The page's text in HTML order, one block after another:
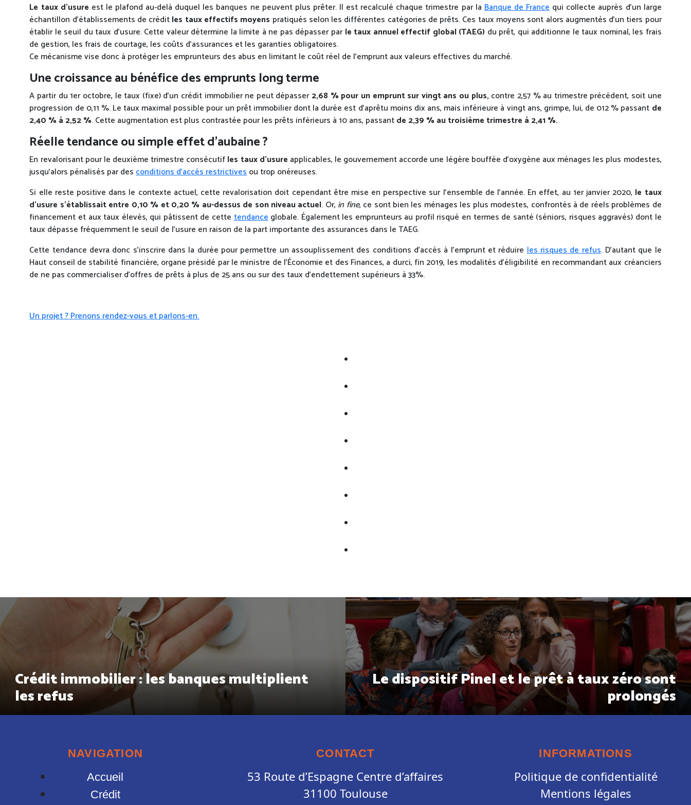
Le taux d’usure est le plafond au-delà duquel les banques ne peuvent plus prêter. Il est recalculé chaque trimestre par laBanque de France qui collecte auprès d’un large
échantillon d’établissements de créditles taux effectifs moyens pratiqués selon les différentes catégories de prêts. Ces taux moyens sont alors augmentés d’un tiers pour
établir le seuil du taux d’usure. Cette valeur détermine la limite à ne pas dépasser par le taux annuel effectif global (TAEG) du prêt, qui additionne le taux nominal, les frais
de gestion, les frais de courtage, les coûts d’assurances et les garanties obligatoires.
Ce mécanisme vise donc à protéger les emprunteurs des abus en limitant le coût réel de l’emprunt aux valeurs effectives du marché.
Une croissance au bénéfice des emprunts long terme
A partir du 1er octobre, le taux (fixe) d’un crédit immobilier ne peut dépasser 2,68 % pour un emprunt sur vingt ans ou plus, contre 2,57 % au trimestre précédent, soit une
progression de 0,11 %. Le taux maximal possible pour un prêt immobilier dont la durée est d’aprêtu moins dix ans, mais inférieure à vingt ans, grimpe, lui, de 012 % passant de
2,40 % à 2,52 %. Cette augmentation est plus contrastée pour les prêts inférieurs à 10 ans, passantde 2,39 % au troisième trimestre à 2,41 %.
Réelle tendance ou simple effet d’aubaine ?
En revalorisant pour le deuxième trimestre consécutifles taux d’usure applicables, le gouvernement accorde une légère bouffée d’oxygène aux ménages les plus modestes,
jusqu’alors pénalisés par desconditions d’accès restrictivesou trop onéreuses.
Si elle reste positive dans le contexte actuel, cette revalorisation doit cependant être mise en perspective sur l’ensemble de l’année. En effet, au 1er janvier 2020, le taux
d’usure s’établissait entre 0,10 % et 0,20 % au-dessus de son niveau actuel. Or, in fine, ce sont bien les ménages les plus modestes, confrontés à de réels problèmes de
financement et aux taux élevés, qui pâtissent de cettetendanceglobale. Également les emprunteurs au profil risqué en termes de santé (séniors, risques aggravés) dont le
taux dépasse fréquemment le seuil de l’usure en raison de la part importante des assurances dans le TAEG.
Cette tendance devra donc s’inscrire dans la durée pour permettre un assouplissement des conditions d’accès à l’emprunt et réduireles risques de refus. D’autant que le
Haut conseil de stabilité financière, organe présidé par le ministre de l’Économie et des Finances, a durci, fin 2019, les modalités d’éligibilité en recommandant aux créanciers
de ne pas commercialiser d’offres de prêts à plus de 25 ans ou sur des taux d’endettement supérieurs à 33%.
Un projet ? Prenons rendez-vous et parlons-en.
Crédit immobilier : les banques multiplient
les refus
Le dispositif Pinel et le prêt à taux zéro sont
prolongés
NAVIGATION
Accueil
Crédit
CONTACT
53 Route d’Espagne Centre d’affaires
31100 Toulouse
INFORMATIONS
Politique de confidentialité
Mentions légales